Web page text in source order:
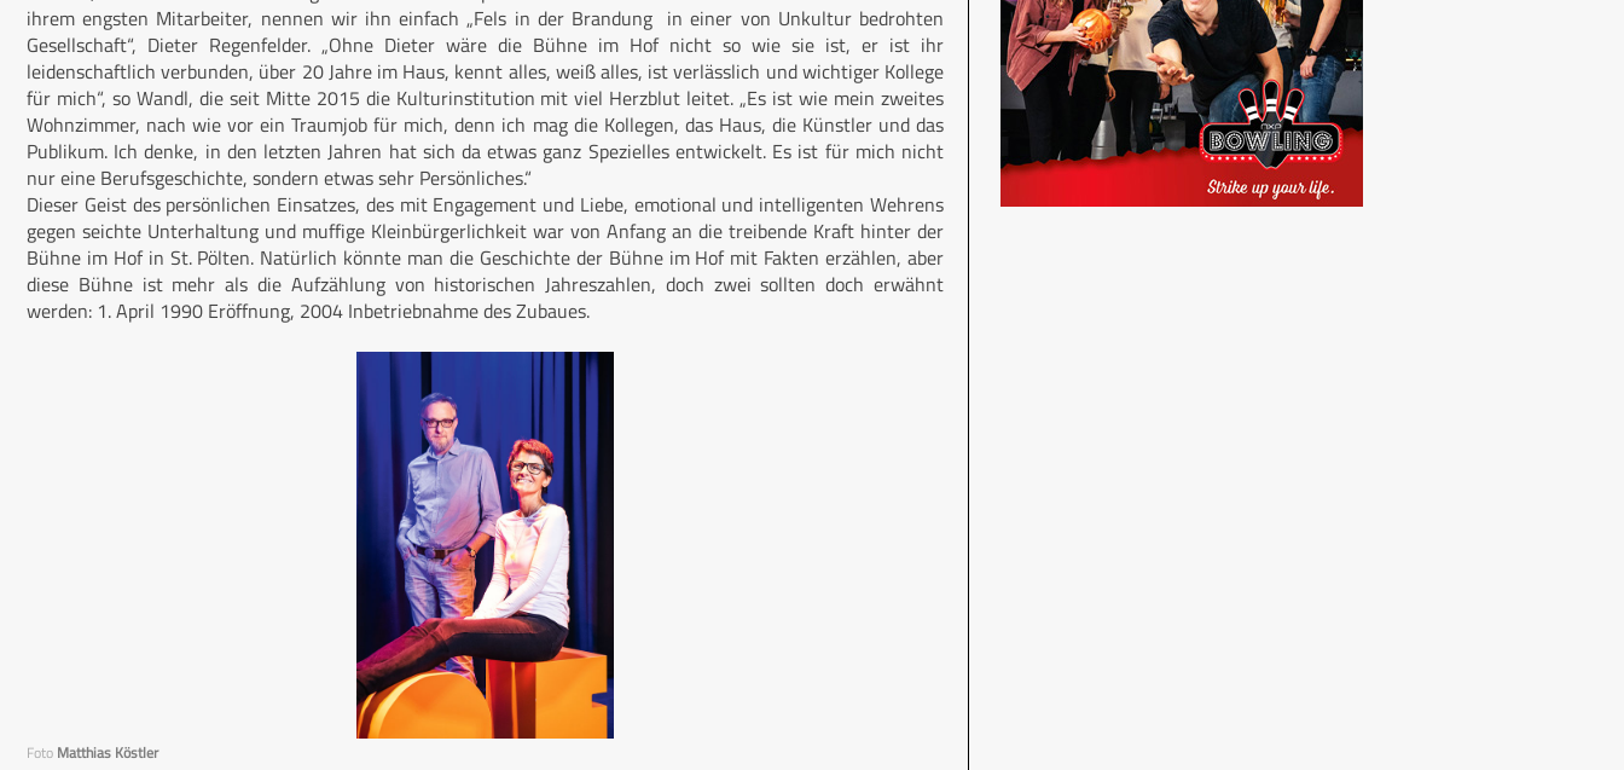
ihrem engsten Mitarbeiter, nennen wir ihn einfach „Fels in der Brandung in einer von Unkultur bedrohten
Gesellschaft“, Dieter Regenfelder. „Ohne Dieter wäre die Bühne im Hof nicht so wie sie ist, er ist ihr
leidenschaftlich verbunden, über 20 Jahre im Haus, kennt alles, weiß alles, ist verlässlich und wichtiger Kollege
für mich“, so Wandl, die seit Mitte 2015 die Kulturinstitution mit viel Herzblut leitet. „Es ist wie mein zweites
Wohnzimmer, nach wie vor ein Traumjob für mich, denn ich mag die Kollegen, das Haus, die Künstler und das
Publikum. Ich denke, in den letzten Jahren hat sich da etwas ganz Spezielles entwickelt. Es ist für mich nicht
nur eine Berufsgeschichte, sondern etwas sehr Persönliches.“
Dieser Geist des persönlichen Einsatzes, des mit Engagement und Liebe, emotional und intelligenten Wehrens
gegen seichte Unterhaltung und muffige Kleinbürgerlichkeit war von Anfang an die treibende Kraft hinter der
Bühne im Hof in St. Pölten. Natürlich könnte man die Geschichte der Bühne im Hof mit Fakten erzählen, aber
diese Bühne ist mehr als die Aufzählung von historischen Jahreszahlen, doch zwei sollten doch erwähnt
werden: 1. April 1990 Eröffnung, 2004 Inbetriebnahme des Zubaues.
Foto Matthias Köstler